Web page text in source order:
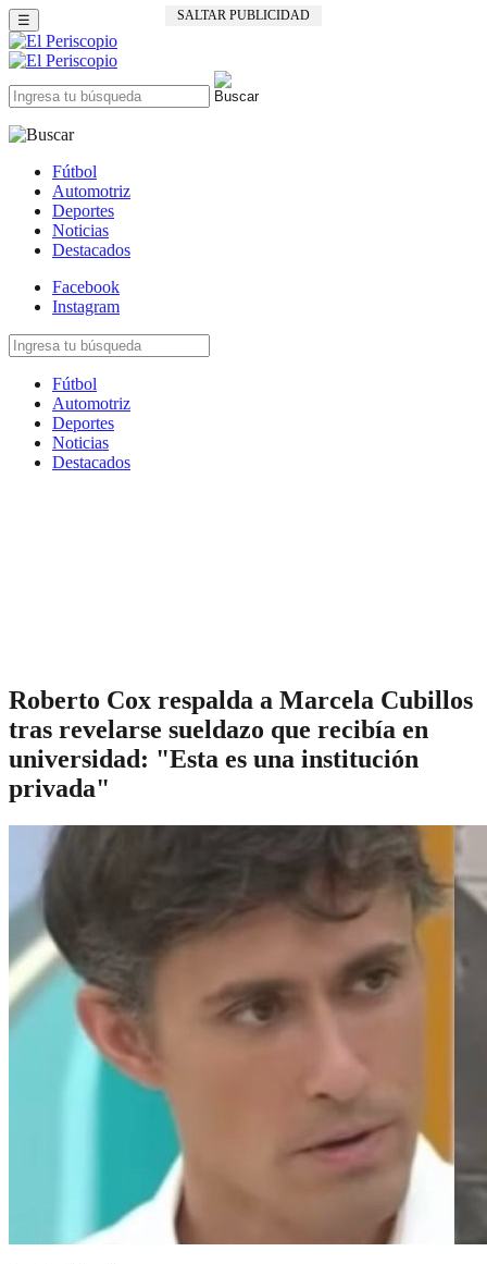
SALTAR PUBLICIDAD
☰
Fútbol
Automotriz
Deportes
Noticias
Destacados
Facebook
Instagram
Fútbol
Automotriz
Deportes
Noticias
Destacados
Roberto Cox respalda a Marcela Cubillos
tras revelarse sueldazo que recibía en
universidad: "Esta es una institución
privada"